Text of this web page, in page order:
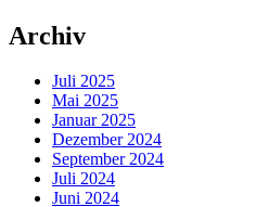
Archiv
Juli 2025
Mai 2025
Januar 2025
Dezember 2024
September 2024
Juli 2024
Juni 2024